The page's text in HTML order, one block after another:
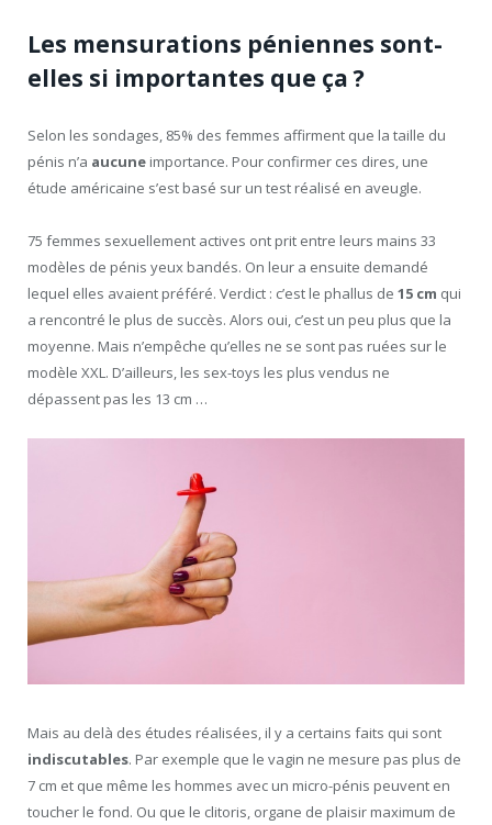
Les mensurations péniennes sont-
elles si importantes que ça ?
Selon les sondages, 85% des femmes affirment que la taille du
pénis n’a aucune importance. Pour confirmer ces dires, une
étude américaine s’est basé sur un test réalisé en aveugle.
75 femmes sexuellement actives ont prit entre leurs mains 33
modèles de pénis yeux bandés. On leur a ensuite demandé
lequel elles avaient préféré. Verdict : c’est le phallus de 15 cm qui
a rencontré le plus de succès. Alors oui, c’est un peu plus que la
moyenne. Mais n’empêche qu’elles ne se sont pas ruées sur le
modèle XXL. D’ailleurs, les sex-toys les plus vendus ne
dépassent pas les 13 cm …
Mais au delà des études réalisées, il y a certains faits qui sont
indiscutables. Par exemple que le vagin ne mesure pas plus de
7 cm et que même les hommes avec un micro-pénis peuvent en
toucher le fond. Ou que le clitoris, organe de plaisir maximum de